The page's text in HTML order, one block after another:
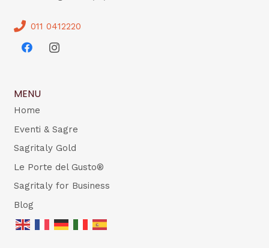
011 0412220
MENU
Home
Eventi & Sagre
Sagritaly Gold
Le Porte del Gusto®
Sagritaly for Business
Blog